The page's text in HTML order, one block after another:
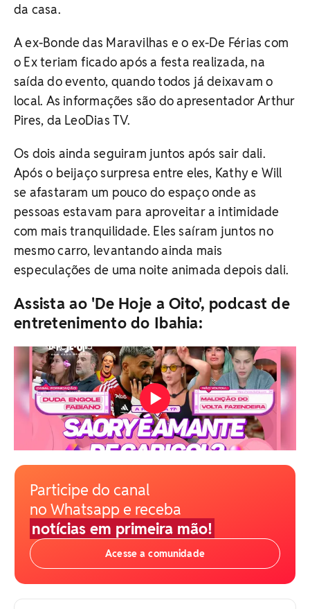
da casa.
A ex-Bonde das Maravilhas e o ex-De Férias com
o Ex teriam ficado após a festa realizada, na
saída do evento, quando todos já deixavam o
local. As informações são do apresentador Arthur
Pires, da LeoDias TV.
Os dois ainda seguiram juntos após sair dali.
Após o beijaço surpresa entre eles, Kathy e Will
se afastaram um pouco do espaço onde as
pessoas estavam para aproveitar a intimidade
com mais tranquilidade. Eles saíram juntos no
mesmo carro, levantando ainda mais
especulações de uma noite animada depois dali.
Assista ao 'De Hoje a Oito', podcast de
entretenimento do Ibahia:
Participe do canal
no Whatsapp e receba
notícias em primeira mão!
Acesse a comunidade